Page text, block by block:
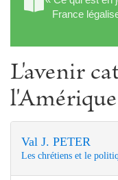
France
L'avenir
l'Amérique
Val J. PETER
Les chrétiens et le